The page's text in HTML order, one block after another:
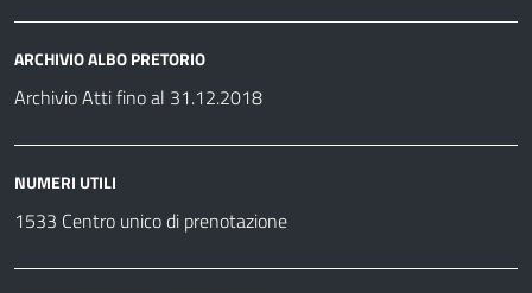
ARCHIVIO ALBO PRETORIO
Archivio Atti fino al 31.12.2018
NUMERI UTILI
1533 Centro unico di prenotazione